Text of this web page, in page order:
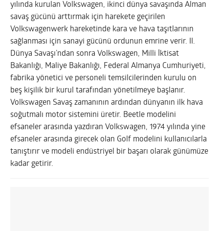
yılında kurulan Volkswagen, ikinci dünya savaşında Alman
savaş gücünü arttırmak için harekete geçirilen
Volkswagenwerk hareketinde kara ve hava taşıtlarının
sağlanması için sanayi gücünü ordunun emrine verir. II.
Dünya Savaşı’ndan sonra Volkswagen, Milli İktisat
Bakanlığı, Maliye Bakanlığı, Federal Almanya Cumhuriyeti,
fabrika yönetici ve personeli temsilcilerinden kurulu on
beş kişilik bir kurul tarafından yönetilmeye başlanır.
Volkswagen Savaş zamanının ardından dünyanın ilk hava
soğutmalı motor sistemini üretir. Beetle modelini
efsaneler arasında yazdıran Volkswagen, 1974 yılında yine
efsaneler arasında girecek olan Golf modelini kullanıcılarla
tanıştırır ve modeli endüstriyel bir başarı olarak günümüze
kadar getirir.